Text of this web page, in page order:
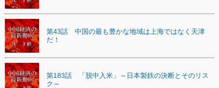
第43話 中国の最も豊かな地域は上海ではなく天津
だ！
第183話 「脱中入米」～日本製鉄の決断とそのリス
ク～